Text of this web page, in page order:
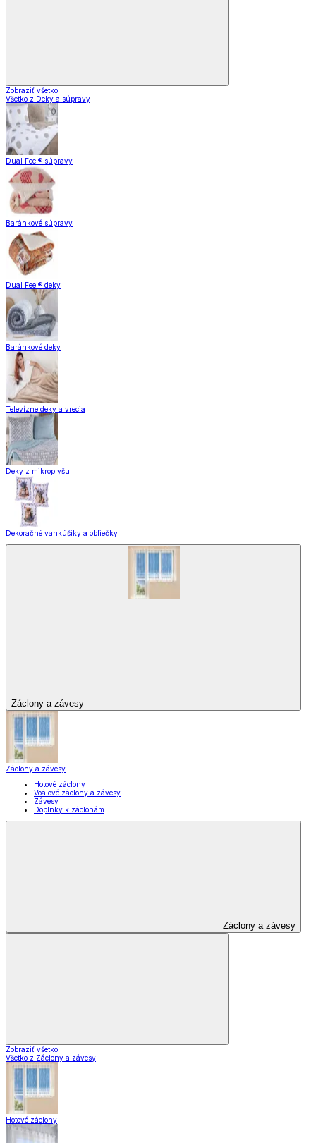
Zobraziť všetko
Všetko z Deky a súpravy
Dual Feel® súpravy
Baránkové súpravy
Dual Feel® deky
Baránkové deky
Televízne deky a vrecia
Deky z mikroplyšu
Dekoračné vankúšiky a obliečky
Záclony a závesy
Záclony a závesy
Hotové záclony
Voálové záclony a závesy
Závesy
Doplnky k záclonám
Záclony a závesy
Zobraziť všetko
Všetko z Záclony a závesy
Hotové záclony